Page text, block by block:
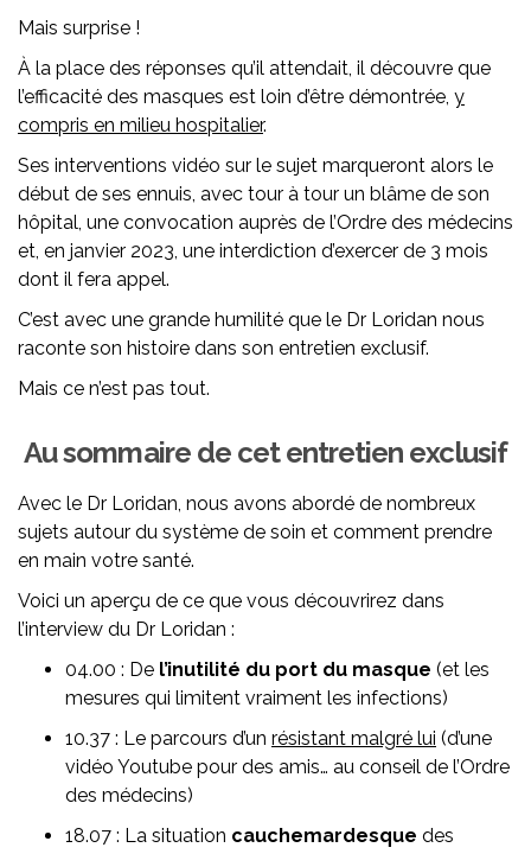
Mais surprise !
À la place des réponses qu’il attendait, il découvre que
l’efficacité des masques est loin d’être démontrée, y
compris en milieu hospitalier.
Ses interventions vidéo sur le sujet marqueront alors le
début de ses ennuis, avec tour à tour un blâme de son
hôpital, une convocation auprès de l’Ordre des médecins
et, en janvier 2023, une interdiction d’exercer de 3 mois
dont il fera appel.
C’est avec une grande humilité que le Dr Loridan nous
raconte son histoire dans son entretien exclusif.
Mais ce n’est pas tout.
Au sommaire de cet entretien exclusif
Avec le Dr Loridan, nous avons abordé de nombreux
sujets autour du système de soin et comment prendre
en main votre santé.
Voici un aperçu de ce que vous découvrirez dans
l’interview du Dr Loridan :
04.00 : De l’inutilité du port du masque (et les
mesures qui limitent vraiment les infections)
10.37 : Le parcours d’un résistant malgré lui (d’une
vidéo Youtube pour des amis… au conseil de l’Ordre
des médecins)
18.07 : La situation cauchemardesque des